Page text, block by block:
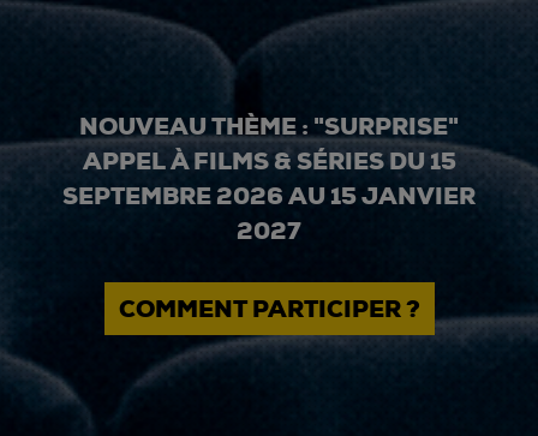
NOUVEAU THÈME : "SURPRISE"
APPEL À FILMS & SÉRIES DU 15
SEPTEMBRE 2026 AU 15 JANVIER
2027
COMMENT PARTICIPER ?